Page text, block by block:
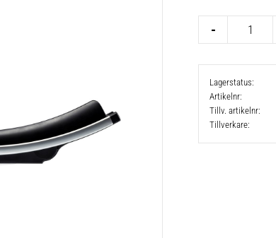
-
Lagerstatus
Artikelnr
Tillv. artikelnr
Tillverkare